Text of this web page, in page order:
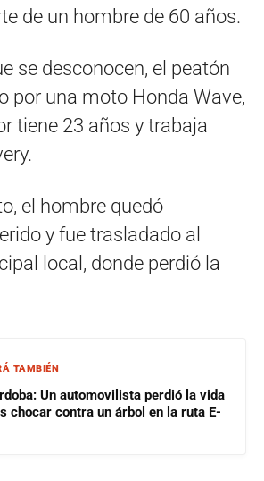
de un hombre de 60 años.
se desconocen, el peatón
por una moto Honda Wave,
tiene 23 años y trabaja
el hombre quedó
y fue trasladado al
local, donde perdió la
TAMBIÉN
Un automovilista perdió la vida
chocar contra un árbol en la ruta E-